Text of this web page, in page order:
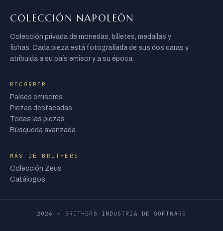
COLECCIÓN NAPOLEÓN
Colección privada de monedas, billetes, medallas y
fichas. Cada pieza está fotografiada de sus dos caras y
atribuida a su país emisor y a su época.
RECORRER
Países emisores
Piezas destacadas
Todas las piezas
Búsqueda avanzada
MÁS DE BRITHERS
Colección Zeus
Catálogos
2026 · BRITHERS INDUSTRIA DE SOFTWARE